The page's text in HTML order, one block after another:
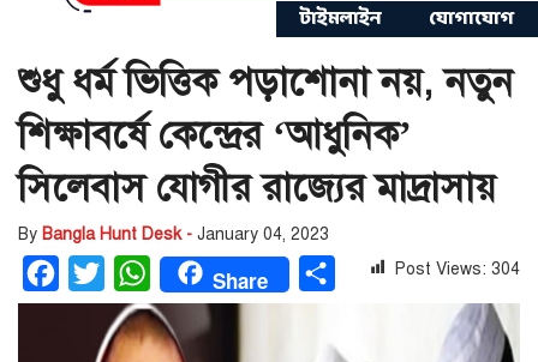
টাইমলাইন
যোগাযোগ
শুধু ধর্ম ভিত্তিক পড়াশোনা নয়, নতুন
শিক্ষাবর্ষে কেন্দ্রের ‘আধুনিক’
সিলেবাস যোগীর রাজ্যের মাদ্রাসায়
By Bangla Hunt Desk - January 04, 2023
Facebook
Twitter WhatsAppShare Share Post Views: 304